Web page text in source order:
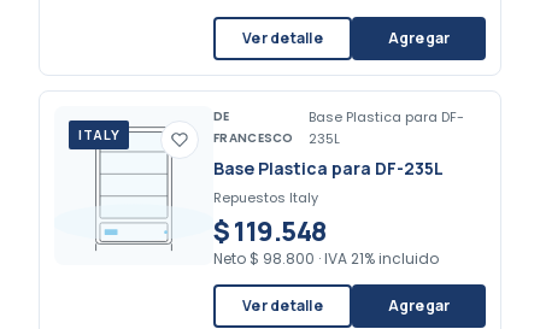
Ver detalle Agregar
ITALY
DE
FRANCESCO
Base Plastica para DF-
235L
Base Plastica para DF-235L
Repuestos Italy
$ 119.548
Neto $ 98.800 · IVA 21% incluido
Ver detalle Agregar